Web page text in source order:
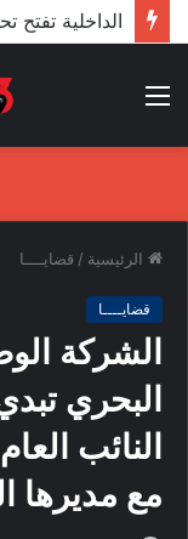
القائمة
الرئيسية / قضايــــا
قضايــــا
الشركة
البحري
النائب
مع مديرها